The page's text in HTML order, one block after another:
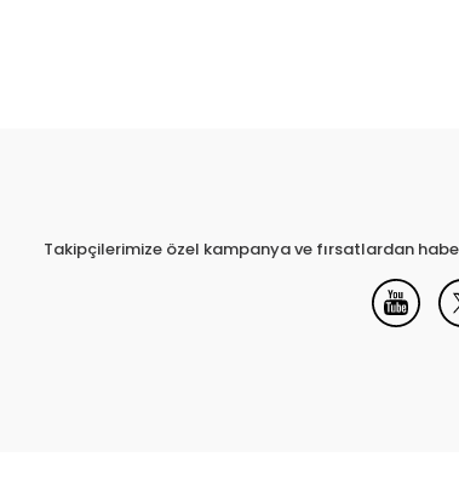
Takipçilerimize özel kampanya ve fırsatlardan